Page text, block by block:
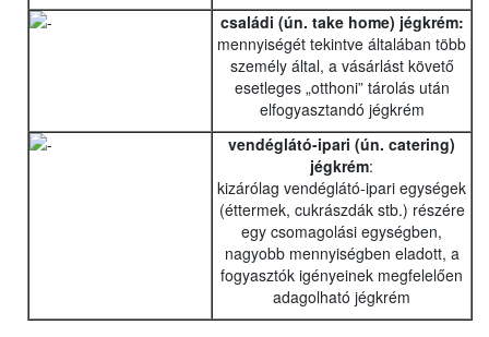
családi (ún. take home) jégkrém:
mennyiségét tekintve általában több
személy által, a vásárlást követő
esetleges „otthoni” tárolás után
elfogyasztandó jégkrém
vendéglátó-ipari (ún. catering)
jégkrém:
kizárólag vendéglátó-ipari egységek
(éttermek, cukrászdák stb.) részére
egy csomagolási egységben,
nagyobb mennyiségben eladott, a
fogyasztók igényeinek megfelelően
adagolható jégkrém